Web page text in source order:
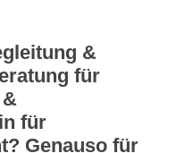
&
für
für
Genauso für